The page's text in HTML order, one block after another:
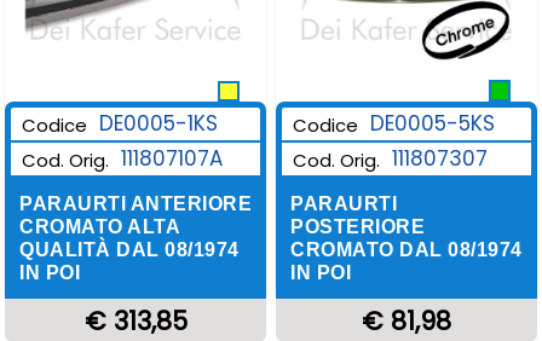
Codice DE0005-1KS
Cod. Orig. 111807107A
PARAURTI ANTERIORE
CROMATO ALTA
QUALITÀ DAL 08/1974
IN POI
€ 313,85
Codice DE0005-5KS
Cod. Orig. 111807307
PARAURTI
POSTERIORE
CROMATO DAL 08/1974
IN POI
€ 81,98